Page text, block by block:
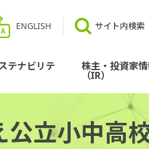
ENGLISH サイト内検索
テナビリテ 株主・投資家
（IR）
立小中高